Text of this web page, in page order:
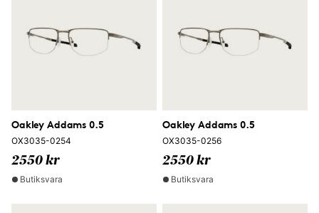
Oakley Addams 0.5
OX3035-0254
2550 kr
Butiksvara
Oakley Addams 0.5
OX3035-0256
2550 kr
Butiksvara